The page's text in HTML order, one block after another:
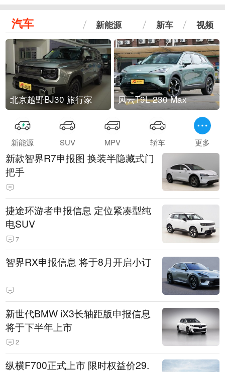
汽车 新能源 新车 视频
北京越野BJ30 旅行家 风云T9L 230 Max
新能源 SUV MPV 轿车 更多
新款智界R7申报图 换装半隐藏式门
把手
捷途环游者申报信息 定位紧凑型纯
电SUV
7
智界RX申报信息 将于8月开启小订
新世代BMW iX3长轴距版申报信息
将于下半年上市
2
纵横F700正式上市 限时权益价29.